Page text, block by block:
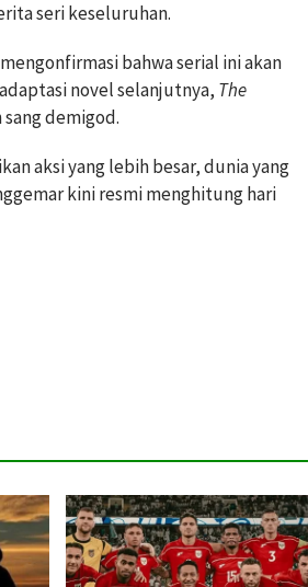
seri keseluruhan.
bahwa serial ini akan
novel selanjutnya, The
demigod.
aksi yang lebih besar, dunia yang
kini resmi menghitung hari